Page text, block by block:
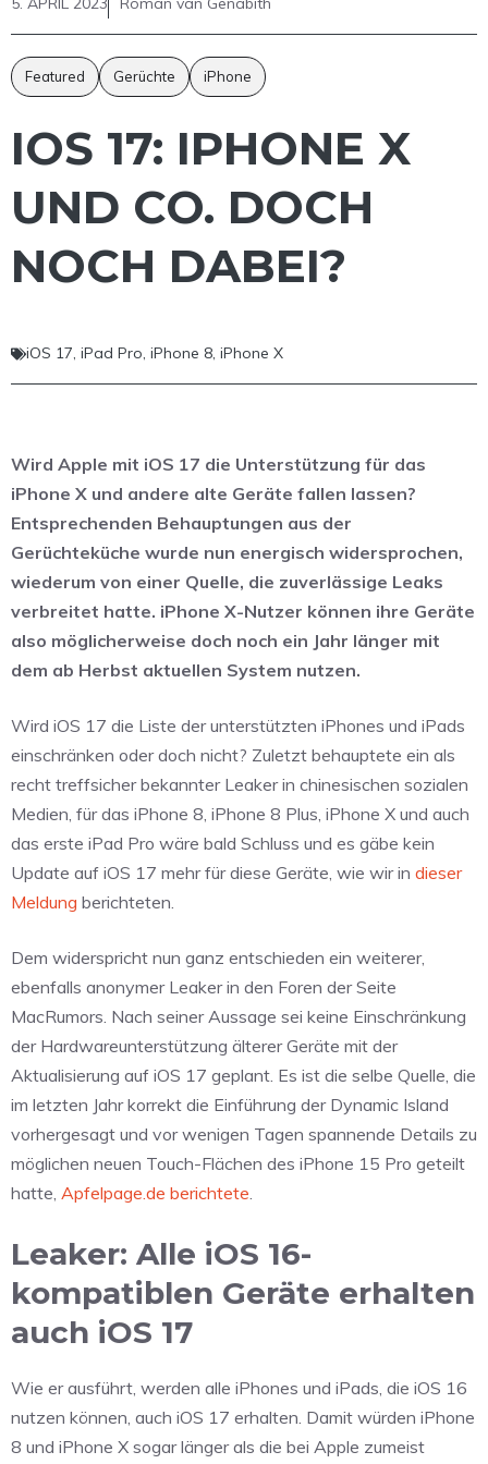
Featured Gerüchte iPhone
IOS 17: IPHONE X
UND CO. DOCH
NOCH DABEI?
iOS 17, iPad Pro, iPhone 8, iPhone X
Wird Apple mit iOS 17 die Unterstützung für das
iPhone X und andere alte Geräte fallen lassen?
Entsprechenden Behauptungen aus der
Gerüchteküche wurde nun energisch widersprochen,
wiederum von einer Quelle, die zuverlässige Leaks
verbreitet hatte. iPhone X-Nutzer können ihre Geräte
also möglicherweise doch noch ein Jahr länger mit
dem ab Herbst aktuellen System nutzen.
Wird iOS 17 die Liste der unterstützten iPhones und iPads
einschränken oder doch nicht? Zuletzt behauptete ein als
recht treffsicher bekannter Leaker in chinesischen sozialen
Medien, für das iPhone 8, iPhone 8 Plus, iPhone X und auch
das erste iPad Pro wäre bald Schluss und es gäbe kein
Update auf iOS 17 mehr für diese Geräte, wie wir in dieser
Meldung berichteten.
Dem widerspricht nun ganz entschieden ein weiterer,
ebenfalls anonymer Leaker in den Foren der Seite
MacRumors. Nach seiner Aussage sei keine Einschränkung
der Hardwareunterstützung älterer Geräte mit der
Aktualisierung auf iOS 17 geplant. Es ist die selbe Quelle, die
im letzten Jahr korrekt die Einführung der Dynamic Island
vorhergesagt und vor wenigen Tagen spannende Details zu
möglichen neuen Touch-Flächen des iPhone 15 Pro geteilt
hatte, Apfelpage.de berichtete.
Leaker: Alle iOS 16-
kompatiblen Geräte erhalten
auch iOS 17
Wie er ausführt, werden alle iPhones und iPads, die iOS 16
nutzen können, auch iOS 17 erhalten. Damit würden iPhone
8 und iPhone X sogar länger als die bei Apple zumeist